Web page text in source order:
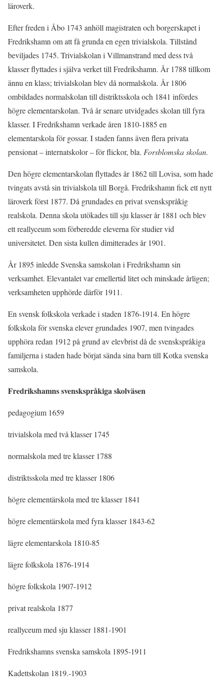
läroverk.
Efter freden i Åbo 1743 anhöll magistraten och borgerskapet i
Fredrikshamn om att få grunda en egen trivialskola. Tillstånd
beviljades 1745. Trivialskolan i Villmanstrand med dess två
klasser flyttades i själva verket till Fredrikshamn. År 1788 tillkom
ännu en klass; trivialskolan blev då normalskola. År 1806
ombildades normalskolan till distriktsskola och 1841 infördes
högre elementarskolan. Två år senare utvidgades skolan till fyra
klasser. I Fredrikshamn verkade åren 1810-1885 en
elementarskola för gossar. I staden fanns även flera privata
pensionat – internatskolor – för flickor, bla. Forsblomska skolan.
Den högre elementarskolan flyttades år 1862 till Lovisa, som hade
tvingats avstå sin trivialskola till Borgå. Fredrikshamn fick ett nytt
läroverk först 1877. Då grundades en privat svenskspråkig
realskola. Denna skola utökades till sju klasser år 1881 och blev
ett reallyceum som förberedde eleverna för studier vid
universitetet. Den sista kullen dimitterades år 1901.
År 1895 inledde Svenska samskolan i Fredrikshamn sin
verksamhet. Elevantalet var emellertid litet och minskade årligen;
verksamheten upphörde därför 1911.
En svensk folkskola verkade i staden 1876-1914. En högre
folkskola för svenska elever grundades 1907, men tvingades
upphöra redan 1912 på grund av elevbrist då de svenskspråkiga
familjerna i staden hade börjat sända sina barn till Kotka svenska
samskola.
Fredrikshamns svenskspråkiga skolväsen
pedagogium 1659
trivialskola med två klasser 1745
normalskola med tre klasser 1788
distriktsskola med tre klasser 1806
högre elementärskola med tre klasser 1841
högre elementärskola med fyra klasser 1843-62
lägre elementarskola 1810-85
lägre folkskola 1876-1914
högre folkskola 1907-1912
privat realskola 1877
reallyceum med sju klasser 1881-1901
Fredrikshamns svenska samskola 1895-1911
Kadettskolan 1819.-1903